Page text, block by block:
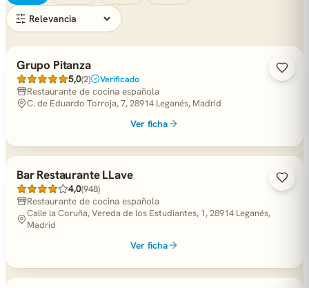
Grupo Pitanza
5,0(2) Verificado
Restaurante de cocina española
C. de Eduardo Torroja, 7, 28914 Leganés, Madrid
Ver ficha
Bar Restaurante LLave
4,0(948)
Restaurante de cocina española
Calle la Coruña, Vereda de los Estudiantes, 1, 28914 Leganés,
Madrid
Ver ficha